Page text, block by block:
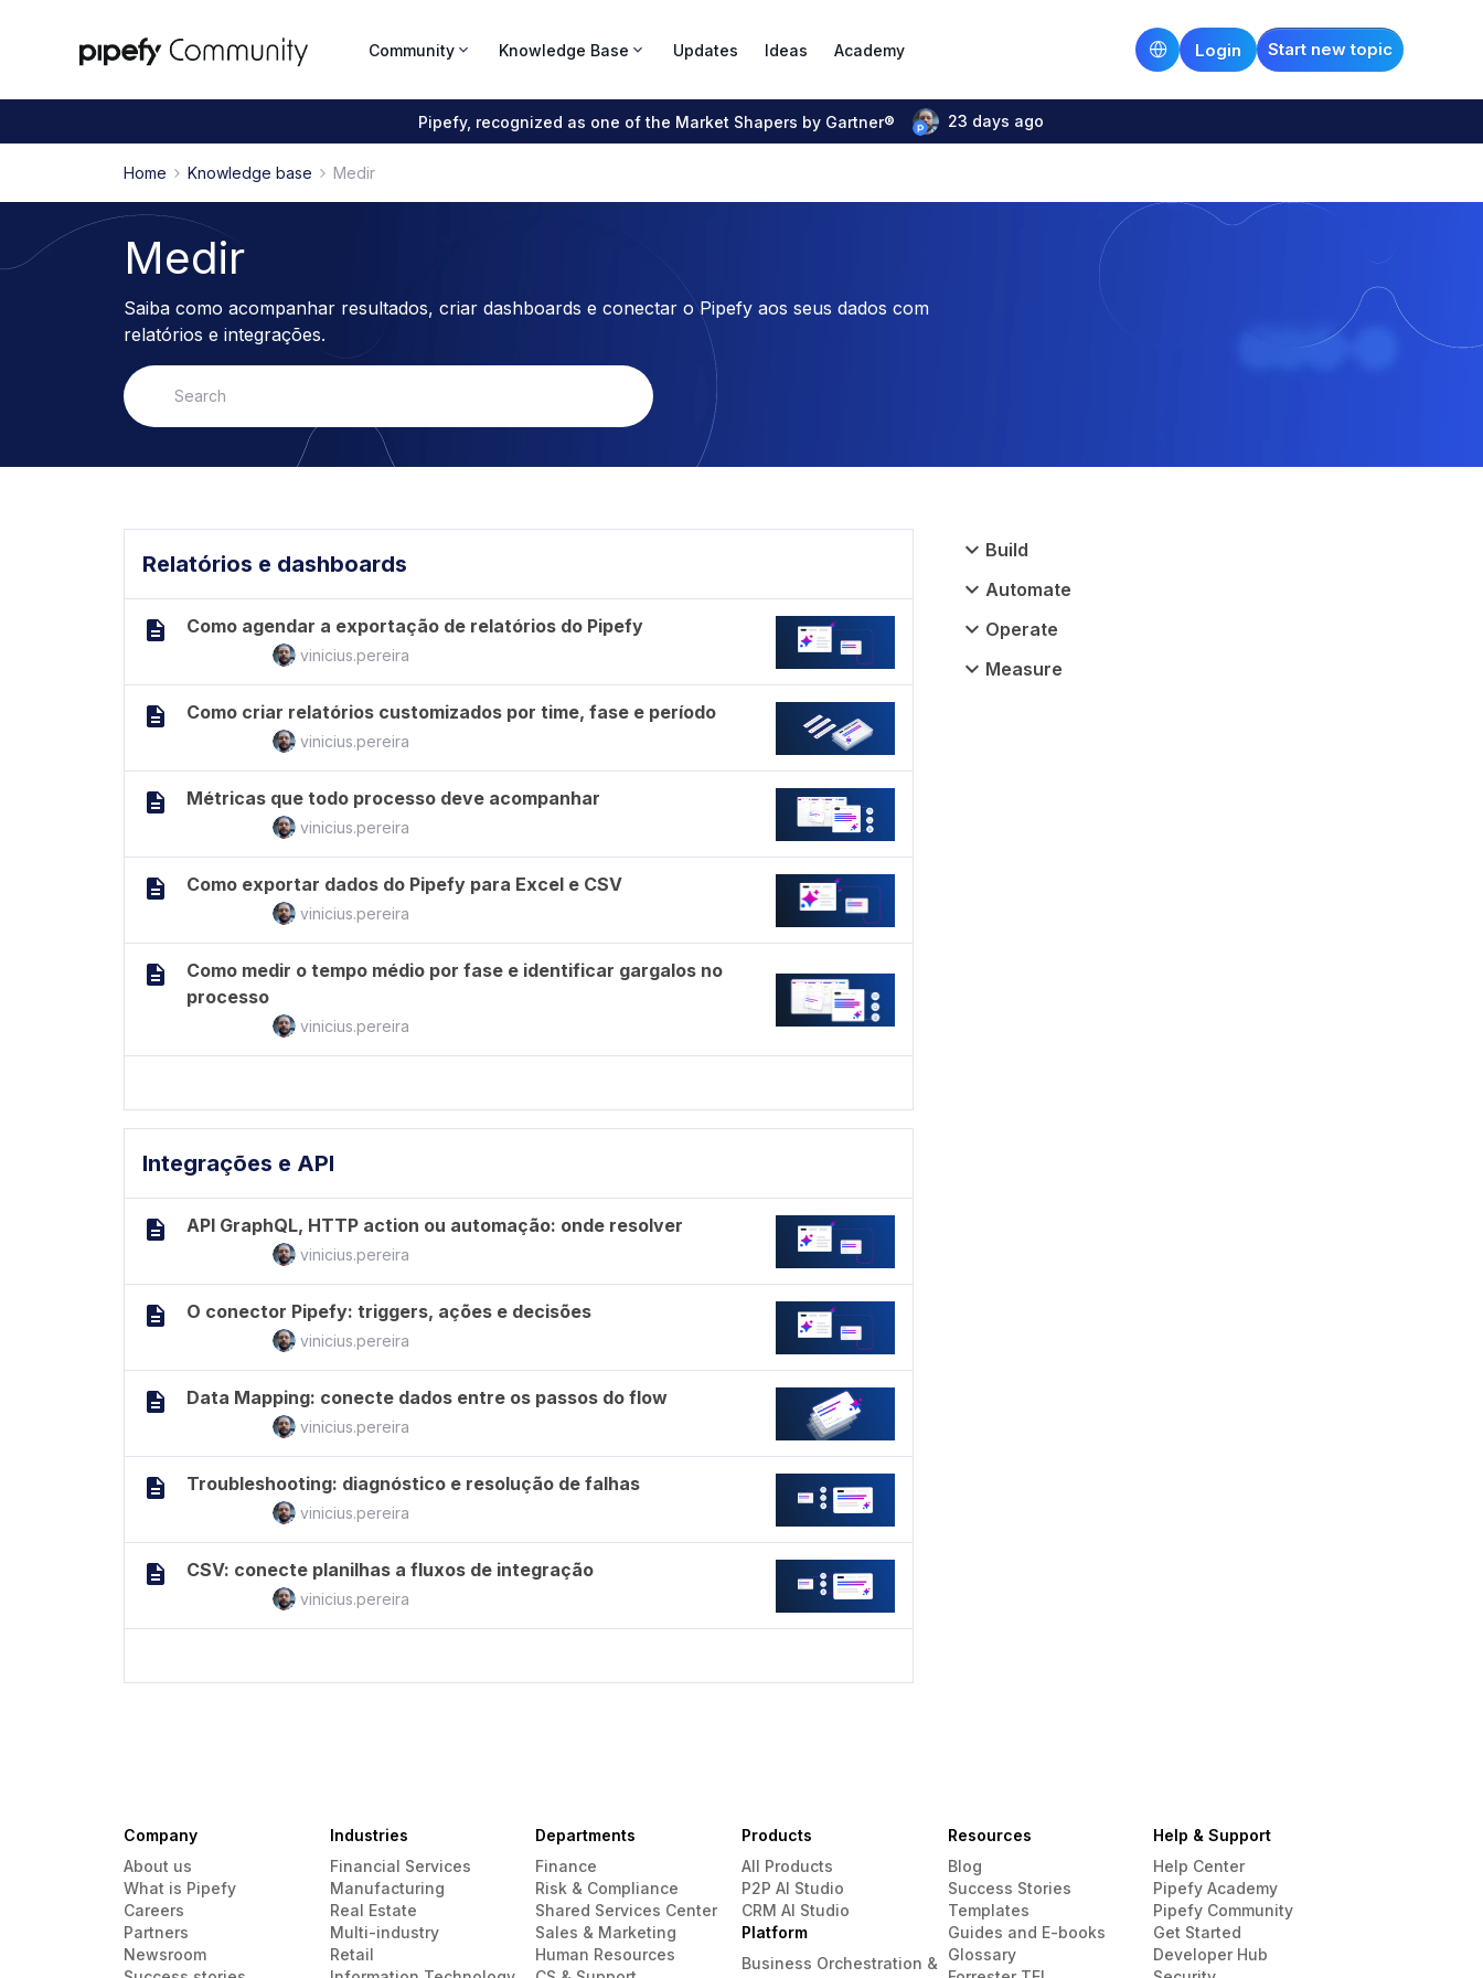
Community Knowledge Base Updates Ideas Academy Start new topic
Login
Pipefy, recognized as one of the Market Shapers by Gartner® 23 days ago
Home Knowledge base Medir
Medir
Saiba como acompanhar resultados, criar dashboards e conectar o Pipefy aos seus dados com
relatórios e integrações.
Relatórios e dashboards
Como agendar a exportação de relatórios do Pipefy
vinicius.pereira
Como criar relatórios customizados por time, fase e período
vinicius.pereira
Métricas que todo processo deve acompanhar
vinicius.pereira
Como exportar dados do Pipefy para Excel e CSV
vinicius.pereira
Como medir o tempo médio por fase e identificar gargalos no
processo
vinicius.pereira
Integrações e API
API GraphQL, HTTP action ou automação: onde resolver
vinicius.pereira
O conector Pipefy: triggers, ações e decisões
vinicius.pereira
Data Mapping: conecte dados entre os passos do flow
vinicius.pereira
Troubleshooting: diagnóstico e resolução de falhas
vinicius.pereira
CSV: conecte planilhas a fluxos de integração
vinicius.pereira
Build
Automate
Operate
Measure
Company
About us
What is Pipefy
Careers
Partners
Newsroom
Industries
Financial Services
Manufacturing
Real Estate
Multi-industry
Retail
Departments
Finance
Risk & Compliance
Shared Services Center
Sales & Marketing
Human Resources
Products
All Products
P2P AI Studio
CRM AI Studio
Platform
Business Orchestration &
Resources
Blog
Success Stories
Templates
Guides and E-books
Glossary
Help & Support
Help Center
Pipefy Academy
Pipefy Community
Get Started
Developer Hub